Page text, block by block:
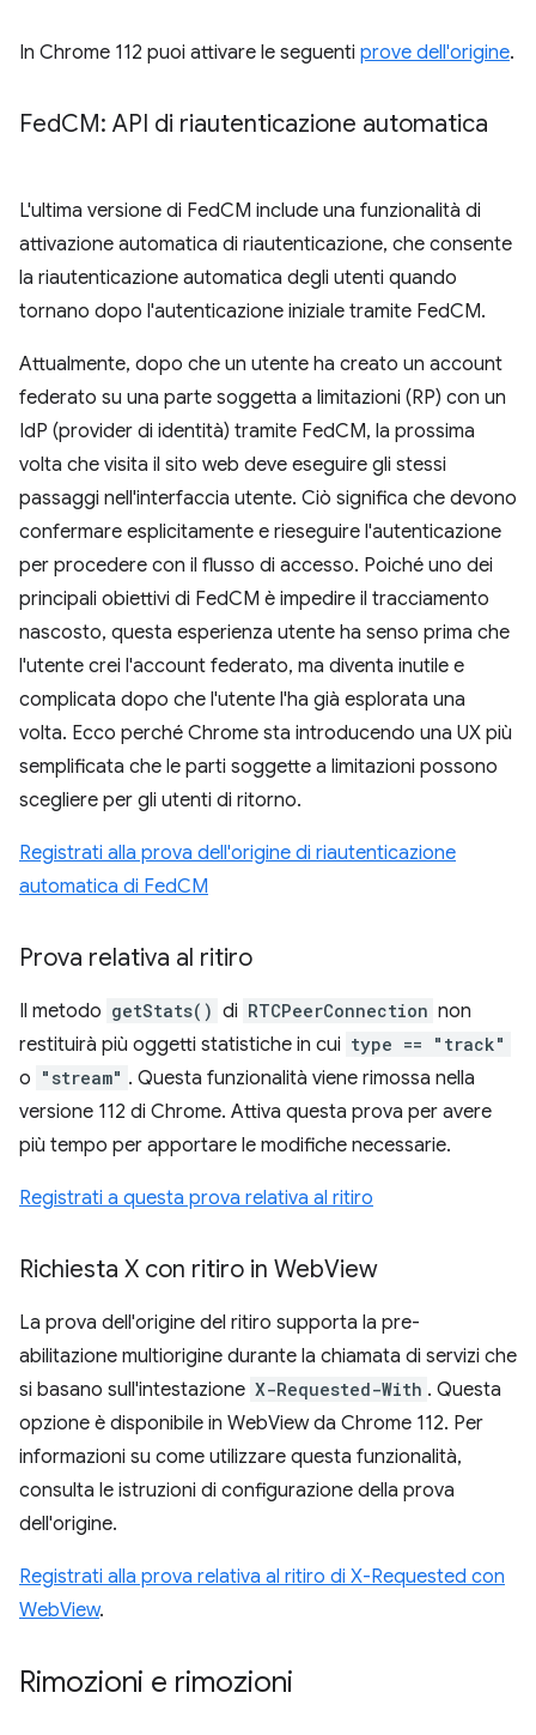
In Chrome 112 puoi attivare le seguenti prove dell'origine.
FedCM: API di riautenticazione automatica
L'ultima versione di FedCM include una funzionalità di
attivazione automatica di riautenticazione, che consente
la riautenticazione automatica degli utenti quando
tornano dopo l'autenticazione iniziale tramite FedCM.
Attualmente, dopo che un utente ha creato un account
federato su una parte soggetta a limitazioni (RP) con un
IdP (provider di identità) tramite FedCM, la prossima
volta che visita il sito web deve eseguire gli stessi
passaggi nell'interfaccia utente. Ciò significa che devono
confermare esplicitamente e rieseguire l'autenticazione
per procedere con il flusso di accesso. Poiché uno dei
principali obiettivi di FedCM è impedire il tracciamento
nascosto, questa esperienza utente ha senso prima che
l'utente crei l'account federato, ma diventa inutile e
complicata dopo che l'utente l'ha già esplorata una
volta. Ecco perché Chrome sta introducendo una UX più
semplificata che le parti soggette a limitazioni possono
scegliere per gli utenti di ritorno.
Registrati alla prova dell'origine di riautenticazione
automatica di FedCM
Prova relativa al ritiro
Il metodo getStats() di RTCPeerConnection non
restituirà più oggetti statistiche in cui type == "track"
o "stream" . Questa funzionalità viene rimossa nella
versione 112 di Chrome. Attiva questa prova per avere
più tempo per apportare le modifiche necessarie.
Registrati a questa prova relativa al ritiro
Richiesta X con ritiro in WebView
La prova dell'origine del ritiro supporta la pre-
abilitazione multiorigine durante la chiamata di servizi che
si basano sull'intestazione X-Requested-With . Questa
opzione è disponibile in WebView da Chrome 112. Per
informazioni su come utilizzare questa funzionalità,
consulta le istruzioni di configurazione della prova
dell'origine.
Registrati alla prova relativa al ritiro di X-Requested con
WebView.
Rimozioni e rimozioni